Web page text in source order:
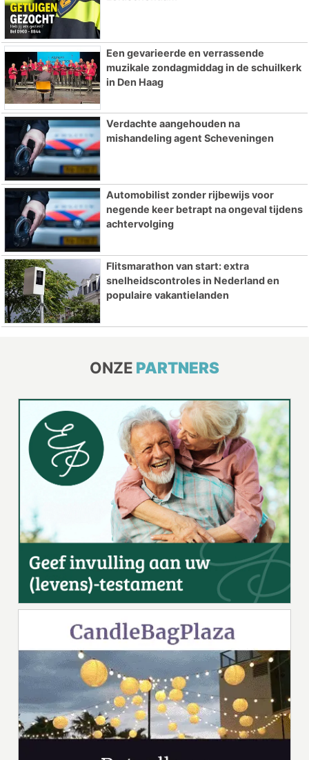
Een gevarieerde en verrassende
muzikale zondagmiddag in de schuilkerk
in Den Haag
Verdachte aangehouden na
mishandeling agent Scheveningen
Automobilist zonder rijbewijs voor
negende keer betrapt na ongeval tijdens
achtervolging
Flitsmarathon van start: extra
snelheidscontroles in Nederland en
populaire vakantielanden
ONZE PARTNERS